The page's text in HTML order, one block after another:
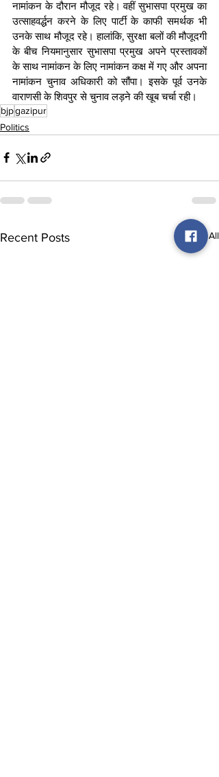
नामांकन के दौरान मौजूद रहे। वहीं सुभासपा प्रमुख का
उत्‍साहवर्द्धन करने के लिए पार्टी के काफी समर्थक भी
उनके साथ मौजूद रहे। हालांकि, सुरक्षा बलों की मौजूदगी
के बीच नियमानुसार सुभासपा प्रमुख अपने प्रस्‍तावकों
के साथ नामांकन के लिए नामांकन कक्ष में गए और अपना
नामांकन चुनाव अधिकारी को सौंपा। इसके पूर्व उनके
वाराणसी के शिवपुर से चुनाव लड़ने की खूब चर्चा रही।
bjpgazipur
Politics
Recent Posts See All